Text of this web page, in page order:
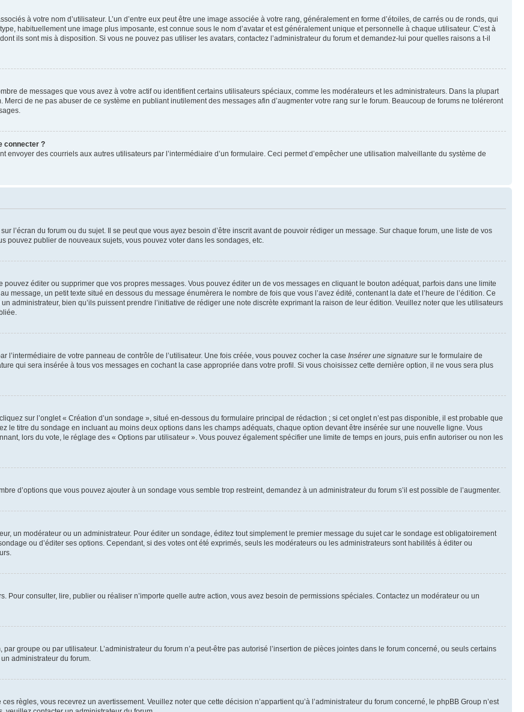
à votre nom d’utilisateur. L’un d’entre eux peut être une image associée à votre rang, généralement en forme d’étoiles, de carrés ou de ronds, qui
habituellement une image plus imposante, est connue sous le nom d’avatar et est généralement unique et personnelle à chaque utilisateur. C’est à
ils sont mis à disposition. Si vous ne pouvez pas utiliser les avatars, contactez l’administrateur du forum et demandez-lui pour quelles raisons a t-il
de messages que vous avez à votre actif ou identifient certains utilisateurs spéciaux, comme les modérateurs et les administrateurs. Dans la plupart
de ne pas abuser de ce système en publiant inutilement des messages afin d’augmenter votre rang sur le forum. Beaucoup de forums ne toléreront
connecter ?
des courriels aux autres utilisateurs par l’intermédiaire d’un formulaire. Ceci permet d’empêcher une utilisation malveillante du système de
l’écran du forum ou du sujet. Il se peut que vous ayez besoin d’être inscrit avant de pouvoir rédiger un message. Sur chaque forum, une liste de vos
pouvez publier de nouveaux sujets, vous pouvez voter dans les sondages, etc.
éditer ou supprimer que vos propres messages. Vous pouvez éditer un de vos messages en cliquant le bouton adéquat, parfois dans une limite
message, un petit texte situé en dessous du message énumèrera le nombre de fois que vous l’avez édité, contenant la date et l’heure de l’édition. Ce
administrateur, bien qu’ils puissent prendre l’initiative de rédiger une note discrète exprimant la raison de leur édition. Veuillez noter que les utilisateurs
l’intermédiaire de votre panneau de contrôle de l’utilisateur. Une fois créée, vous pouvez cocher la case Insérer une signature sur le formulaire de
qui sera insérée à tous vos messages en cochant la case appropriée dans votre profil. Si vous choisissez cette dernière option, il ne vous sera plus
sur l’onglet « Création d’un sondage », situé en-dessous du formulaire principal de rédaction ; si cet onglet n’est pas disponible, il est probable que
le titre du sondage en incluant au moins deux options dans les champs adéquats, chaque option devant être insérée sur une nouvelle ligne. Vous
lors du vote, le réglage des « Options par utilisateur ». Vous pouvez également spécifier une limite de temps en jours, puis enfin autoriser ou non les
d’options que vous pouvez ajouter à un sondage vous semble trop restreint, demandez à un administrateur du forum s’il est possible de l’augmenter.
un modérateur ou un administrateur. Pour éditer un sondage, éditez tout simplement le premier message du sujet car le sondage est obligatoirement
ou d’éditer ses options. Cependant, si des votes ont été exprimés, seuls les modérateurs ou les administrateurs sont habilités à éditer ou
Pour consulter, lire, publier ou réaliser n’importe quelle autre action, vous avez besoin de permissions spéciales. Contactez un modérateur ou un
groupe ou par utilisateur. L’administrateur du forum n’a peut-être pas autorisé l’insertion de pièces jointes dans le forum concerné, ou seuls certains
administrateur du forum.
règles, vous recevrez un avertissement. Veuillez noter que cette décision n’appartient qu’à l’administrateur du forum concerné, le phpBB Group n’est